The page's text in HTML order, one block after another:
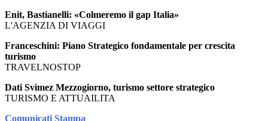
Enit, Bastianelli: «Colmeremo il gap Italia»
L'AGENZIA DI VIAGGI
Franceschini: Piano Strategico fondamentale per crescita
turismo
TRAVELNOSTOP
Dati Svimez Mezzogiorno, turismo settore strategico
TURISMO E ATTUAILITA
Comunicati Stampa